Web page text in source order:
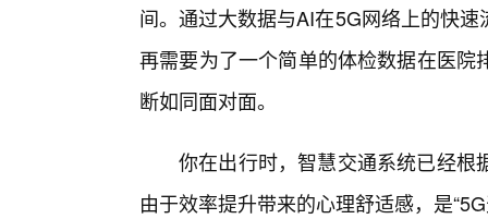
间。通过大数据与AI在5G网络上的快
再需要为了一个简单的体检数据在医
断如同面对面。
你在出行时，智慧交通系统已经根
由于效率提升带来的心理舒适感，是